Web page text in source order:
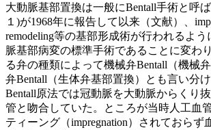
大動脈基部置換は一般にBentall手術と呼
１)が1968年に報告して以来（文献）、
remodeling等の基部形成術が行われるよ
脈基部病変の標準手術であることに変わ
る弁の種類によって機械弁Bentall（機械
弁Bentall（生体弁基部置換）とも言い分け
Bentall原法では冠動脈を大動脈からくり
管と吻合していた。ところが当時人工血
ティーング（impregnation）されておらず